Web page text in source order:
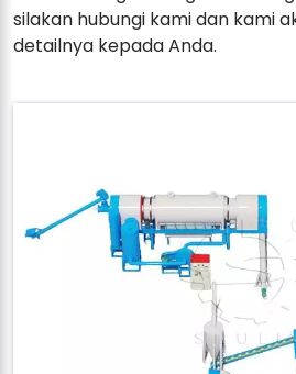
silakan hubungi kami dan kami
detailnya kepada Anda.